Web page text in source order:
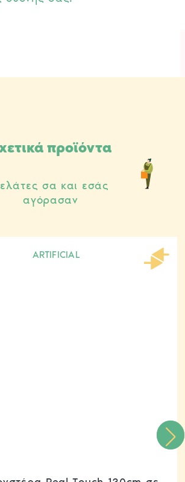
προϊόντα
σα και εσάς
αγόρασαν